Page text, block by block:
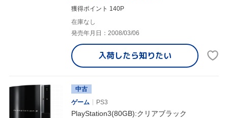
獲得ポイント 140P
在庫なし
発売年月日：2008/03/06
入荷したら知りたい
中古
ゲーム
PS3
PlayStation3(80GB):クリアブラック